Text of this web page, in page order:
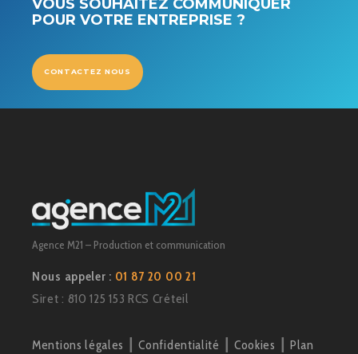
VOUS SOUHAITEZ COMMUNIQUER
POUR VOTRE ENTREPRISE ?
CONTACTEZ NOUS
Agence M21 – Production et communication
Nous appeler : 01 87 20 00 21
Siret : 810 125 153 RCS Créteil
Mentions légales ┃Confidentialité Cookies
Plan